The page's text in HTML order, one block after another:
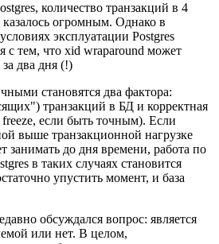
количество транзакций в 4
огромным. Однако в
эксплуатации Postgres
с тем, что xid wraparound может
два дня (!)
становятся два фактора:
транзакций в БД и корректная
если быть точным). Если
выше транзакционной нагрузке
занимать до дня времени, работа по
в таких случаях становится
упустить момент, и база
обсуждался вопрос: является
или нет. В целом,